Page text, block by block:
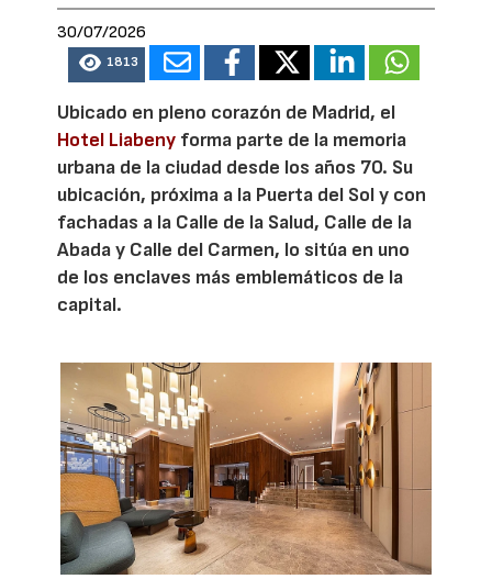
30/07/2026
1813
Ubicado en pleno corazón de Madrid, el
Hotel Liabeny forma parte de la memoria
urbana de la ciudad desde los años 70. Su
ubicación, próxima a la Puerta del Sol y con
fachadas a la Calle de la Salud, Calle de la
Abada y Calle del Carmen, lo sitúa en uno
de los enclaves más emblemáticos de la
capital.